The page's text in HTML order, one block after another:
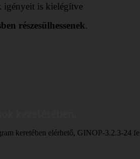
igényeit is kielégítve
részesülhessenek.
keretében elérhető, GINOP-3.2.3-24